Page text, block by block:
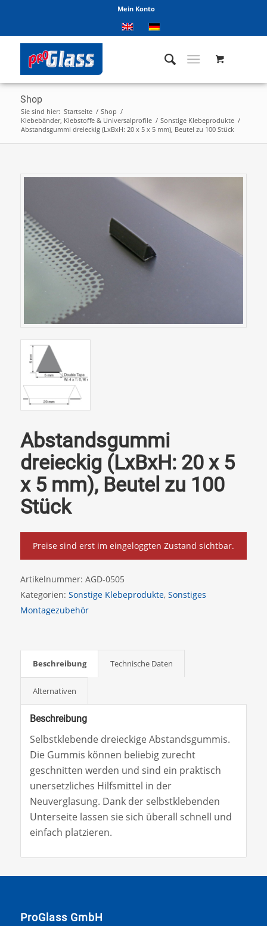
Mein Konto
Shop
Sie sind hier: Startseite / Shop /
Klebebänder, Klebstoffe & Universalprofile / Sonstige Klebeprodukte /
Abstandsgummi dreieckig (LxBxH: 20 x 5 x 5 mm), Beutel zu 100 Stück
Abstandsgummi
dreieckig (LxBxH: 20 x 5
x 5 mm), Beutel zu 100
Stück
Preise sind erst im eingeloggten Zustand sichtbar.
Artikelnummer: AGD-0505
Kategorien: Sonstige Klebeprodukte, Sonstiges
Montagezubehör
Beschreibung Technische Daten
Alternativen
Beschreibung
Selbstklebende dreieckige Abstandsgummis.
Die Gummis können beliebig zurecht
geschnitten werden und sind ein praktisch
unersetzliches Hilfsmittel in der
Neuverglasung. Dank der selbstklebenden
Unterseite lassen sie sich überall schnell und
einfach platzieren.
ProGlass GmbH